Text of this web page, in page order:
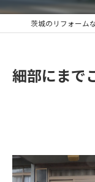
茨城のリフォーム
細部にまで